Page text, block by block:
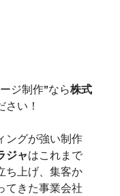
ジ制作”なら株式
さい！
ングが強い制作
ジャはこれまで
ち上げ、集客か
てきた事業会社